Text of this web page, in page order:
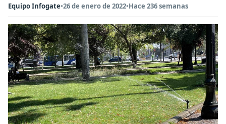
Equipo Infogate•26 de enero de 2022•Hace 236 semanas